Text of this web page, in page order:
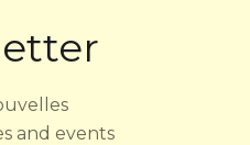
and events